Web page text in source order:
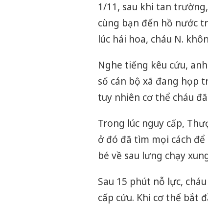
1/11, sau khi tan
cùng bạn đến hồ nước
lúc hái hoa, cháu N.
Nghe tiếng kêu cứu,
số cán bộ xã đang họp
tuy nhiên cơ thể cháu
Trong lúc nguy cấp,
ở đó đã tìm mọi cách để
bé về sau lưng chạy
Sau 15 phút nỗ lực,
cấp cứu. Khi cơ thể bắt